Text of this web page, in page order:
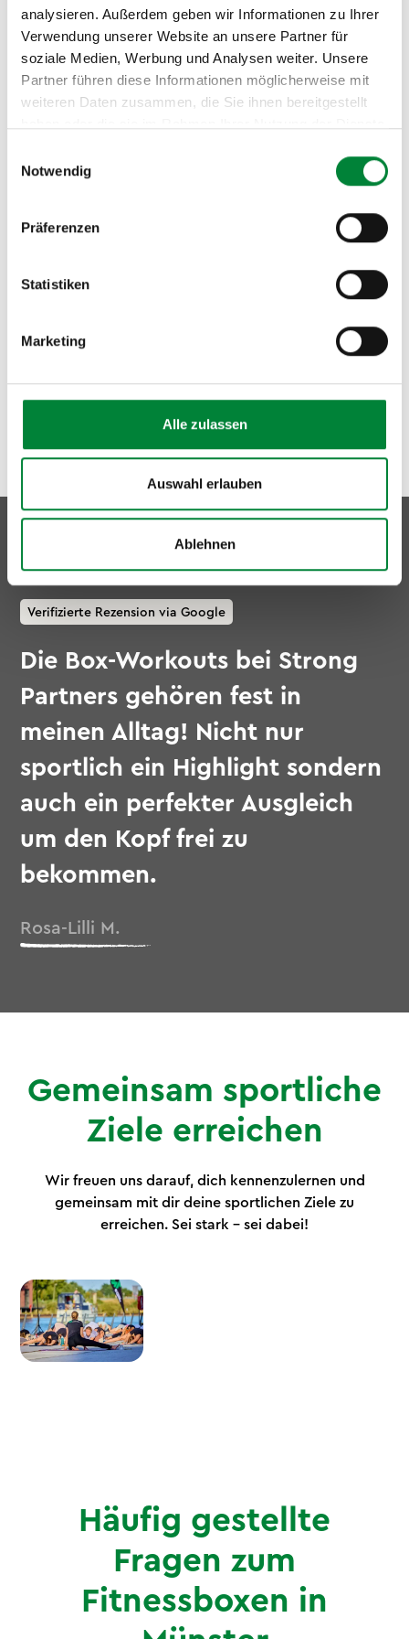
analysieren. Außerdem geben wir Informationen zu Ihrer
Verwendung unserer Website an unsere Partner für
soziale Medien, Werbung und Analysen weiter. Unsere
Partner führen diese Informationen möglicherweise mit
weiteren Daten zusammen, die Sie ihnen bereitgestellt
Notwendig
Präferenzen
Statistiken
Marketing
Alle zulassen
Auswahl erlauben
Ablehnen
Probe­trai­ning buchen
Dein erstes Training ist gratis – schnapp Dir jetzt
buchen und direkt loslegen. Auch buchbar über
und Wellhub.
Dein Probetraining wartet auf dich!
Verifizierte Rezension via Google
Die Box-Workouts bei Strong
Partners gehören fest in
meinen Alltag! Nicht nur
sportlich ein Highlight sondern
auch ein perfekter Ausgleich
um den Kopf frei zu
bekommen.
Rosa-Lilli M.
Gemeinsam sportliche
Ziele erreichen
Wir freuen uns darauf, dich kennenzulernen und
gemeinsam mit dir deine sportlichen Ziele zu
erreichen. Sei stark – sei dabei!
Häufig gestellte
Fragen zum
Fitnessboxen in